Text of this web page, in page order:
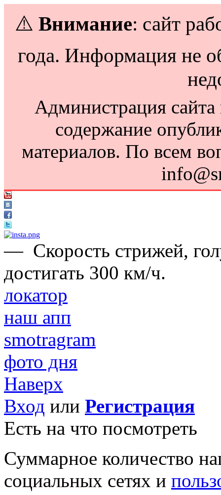
⚠️ Внимание: сайт
года. Информация не
Администрация сайта
содержание
материалов. По всем
— Cкорость стрижей,
достигать 300 км/ч.
локатор
наш апп
smotragram
фото дня
Наверх
Вход или Регистрация
Есть на что посмотреть
Суммарное количество
социальных сетях и